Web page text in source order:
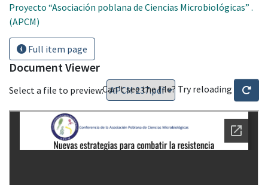
Proyecto “Asociación poblana de Ciencias Microbiológicas” .
(APCM)
Full item page
Document Viewer
Select a file to preview:Can't see the file? Try reloading